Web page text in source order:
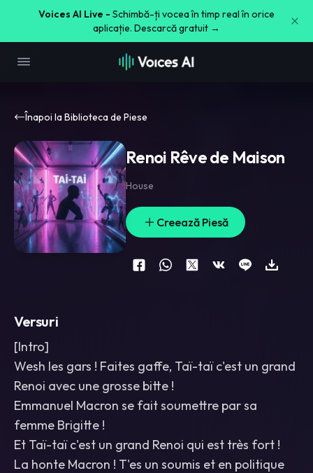
Voices AI Live - Schimbă-ți vocea în timp real în orice
aplicație. Descarcă gratuit →
Înapoi la Biblioteca de Piese
Renoi Rêve de Maison
House
Creează Piesă
Versuri
[Intro]
Wesh les gars ! Faites gaffe, Taï-taï c'est un grand
Renoi avec une grosse bitte !
Emmanuel Macron se fait soumettre par sa
femme Brigitte !
Et Taï-taï c'est un grand Renoi qui est très fort !
La honte Macron ! T'es un soumis et en politique